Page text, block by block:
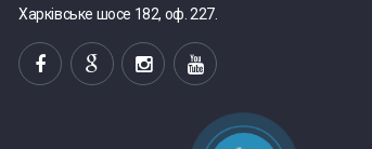
Харківське шосе 182, оф. 227.